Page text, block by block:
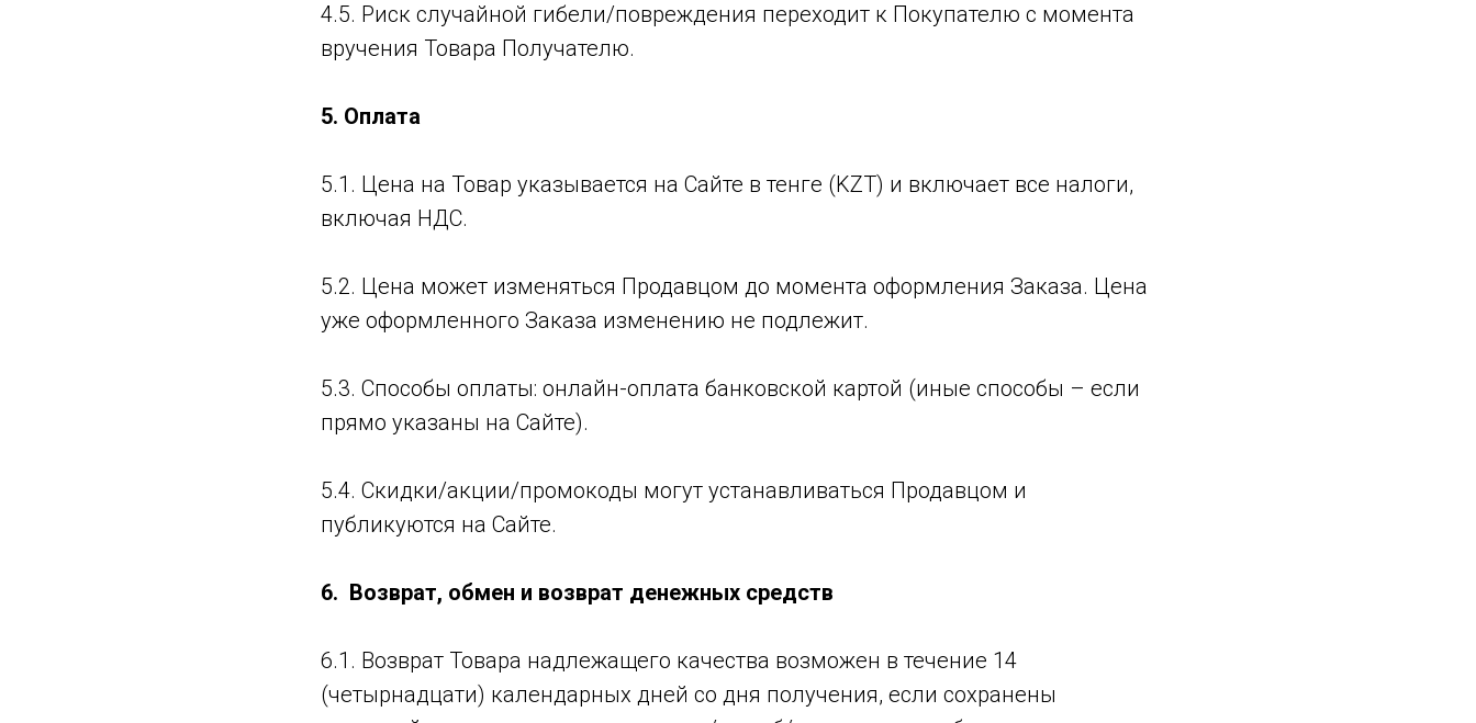
4.5. Риск случайной гибели/повреждения переходит к Покупателю с момента
вручения Товара Получателю.
5. Оплата
5.1. Цена на Товар указывается на Сайте в тенге (KZT) и включает все налоги,
включая НДС.
5.2. Цена может изменяться Продавцом до момента оформления Заказа. Цена
уже оформленного Заказа изменению не подлежит.
5.3. Способы оплаты: онлайн-оплата банковской картой (иные способы – если
прямо указаны на Сайте).
5.4. Скидки/акции/промокоды могут устанавливаться Продавцом и
публикуются на Сайте.
6. Возврат, обмен и возврат денежных средств
6.1. Возврат Товара надлежащего качества возможен в течение 14
(четырнадцати) календарных дней со дня получения, если сохранены